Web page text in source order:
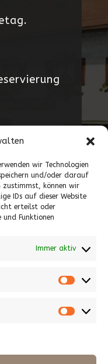
wir Technologien
und/oder darauf
zustimmst, können wir
IDs auf dieser Website
erteilst oder
Funktionen
Immer aktiv